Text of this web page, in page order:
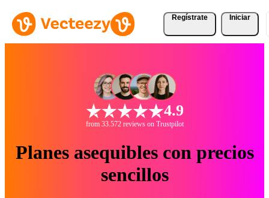
Regístrate Iniciar
4.9
from 33.572 reviews on Trustpilot
Planes asequibles con precios
sencillos